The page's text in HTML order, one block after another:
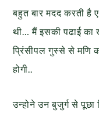
बहुत बार मदद करती है
थी… मैं इसकी पढाई का
प्रिंसीपल गुस्से से मणि
होगी..
उन्होने उन बुजुर्ग से